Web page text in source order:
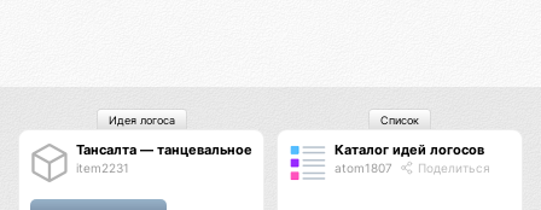
Тансалта — танцевальное королевство
item2231
Идея логоса
Каталог идей логосов
atom1807 Поделиться
Список